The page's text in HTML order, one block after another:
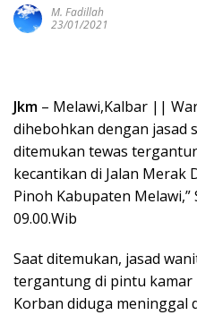
M. Fadillah
23/01/2021
Jkm – Melawi,Kalbar ||
dihebohkan dengan jasad
ditemukan tewas
kecantikan di Jalan Merak
Pinoh Kabupaten
09.00.Wib
Saat ditemukan, jasad
tergantung di pintu
Korban diduga meninggal